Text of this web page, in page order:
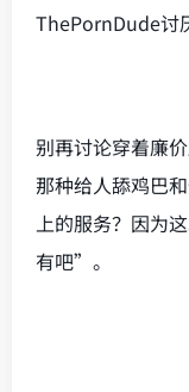
ThePornDude讨
别再讨论穿着廉
那种给人舔鸡巴
上的服务？因为
有吧”。